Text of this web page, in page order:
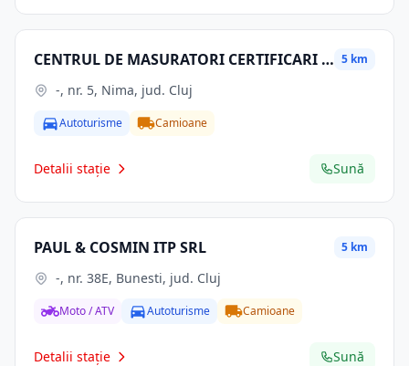
CENTRUL DE MASURATORI CERTIFICARI SI INSPECTII SRL 5 km
-, nr. 5, Nima, jud. Cluj
Autoturisme Camioane
Detalii stație Sună
PAUL & COSMIN ITP SRL 5 km
-, nr. 38E, Bunesti, jud. Cluj
Moto / ATV Autoturisme Camioane
Detalii stație Sună